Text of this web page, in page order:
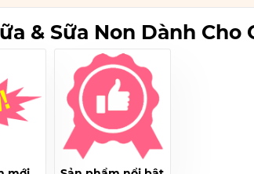
& Sữa Non Dành